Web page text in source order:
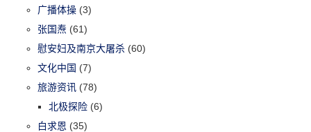
广播体操 (3)
张国焘 (61)
慰安妇及南京大屠杀 (60)
文化中国 (7)
旅游资讯 (78)
北极探险 (6)
白求恩 (35)